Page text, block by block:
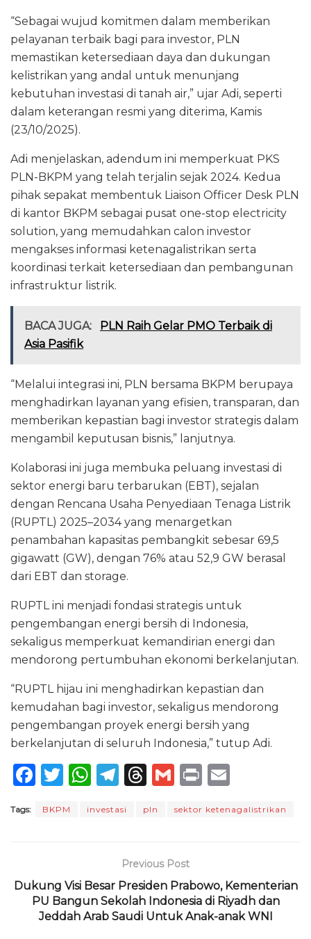
“Sebagai wujud komitmen dalam memberikan
pelayanan terbaik bagi para investor, PLN
memastikan ketersediaan daya dan dukungan
kelistrikan yang andal untuk menunjang
kebutuhan investasi di tanah air,” ujar Adi, seperti
dalam keterangan resmi yang diterima, Kamis
(23/10/2025).
Adi menjelaskan, adendum ini memperkuat PKS
PLN-BKPM yang telah terjalin sejak 2024. Kedua
pihak sepakat membentuk Liaison Officer Desk PLN
di kantor BKPM sebagai pusat one-stop electricity
solution, yang memudahkan calon investor
mengakses informasi ketenagalistrikan serta
koordinasi terkait ketersediaan dan pembangunan
infrastruktur listrik.
BACA JUGA:
PLN Raih Gelar PMO Terbaik di
Asia Pasifik
“Melalui integrasi ini, PLN bersama BKPM berupaya
menghadirkan layanan yang efisien, transparan, dan
memberikan kepastian bagi investor strategis dalam
mengambil keputusan bisnis,” lanjutnya.
Kolaborasi ini juga membuka peluang investasi di
sektor energi baru terbarukan (EBT), sejalan
dengan Rencana Usaha Penyediaan Tenaga Listrik
(RUPTL) 2025–2034 yang menargetkan
penambahan kapasitas pembangkit sebesar 69,5
gigawatt (GW), dengan 76% atau 52,9 GW berasal
dari EBT dan storage.
RUPTL ini menjadi fondasi strategis untuk
pengembangan energi bersih di Indonesia,
sekaligus memperkuat kemandirian energi dan
mendorong pertumbuhan ekonomi berkelanjutan.
“RUPTL hijau ini menghadirkan kepastian dan
kemudahan bagi investor, sekaligus mendorong
pengembangan proyek energi bersih yang
berkelanjutan di seluruh Indonesia,” tutup Adi.
F
c
o
o
T
it
W
a
p
p
T
e
ra
m
T
re
d
s
G
ai
P
n
ai
Tags: BKPM investasi pln sektor ketenagalistrikan
Previous Post
Dukung Visi Besar Presiden Prabowo, Kementerian
PU Bangun Sekolah Indonesia di Riyadh dan
Jeddah Arab Saudi Untuk Anak-anak WNI